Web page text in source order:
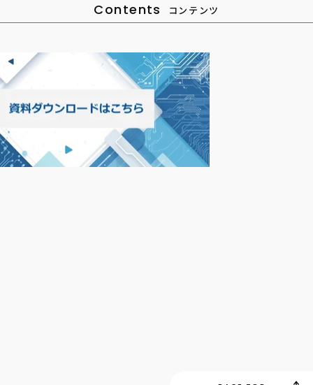
Contents コンテンツ